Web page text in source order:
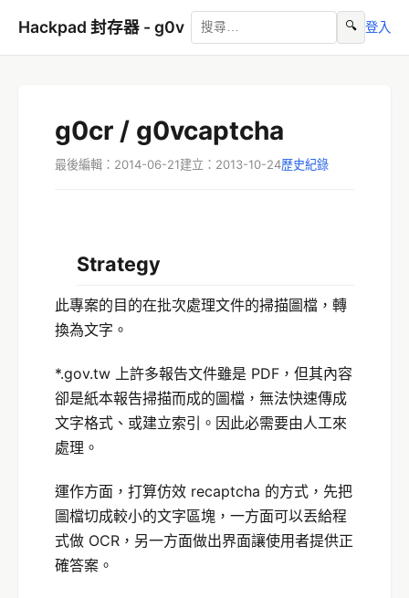
Hackpad 封存器 - g0v 🔍 登入
g0cr / g0vcaptcha
最後編輯：2014-06-21建立：2013-10-24歷史紀錄
Strategy
此專案的目的在批次處理文件的掃描圖檔，轉
換為文字。
*.gov.tw 上許多報告文件雖是 PDF，但其內容
卻是紙本報告掃描而成的圖檔，無法快速傳成
文字格式、或建立索引。因此必需要由人工來
處理。
運作方面，打算仿效 recaptcha 的方式，先把
圖檔切成較小的文字區塊，一方面可以丟給程
式做 OCR，另一方面做出界面讓使用者提供正
確答案。